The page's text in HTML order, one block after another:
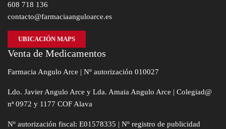
608 718 136
contacto@farmaciaanguloarce.es
UBICACIÓN MAPS
Venta de Medicamentos
Farmacia Angulo Arce | Nº autorización 010027
Ldo. Javier Angulo Arce y Lda. Amaia Angulo Arce | Colegiad@
nª 0972 y 1177 COF Alava
Nº autorización fiscal: E01578335 | Nº registro de publicidad